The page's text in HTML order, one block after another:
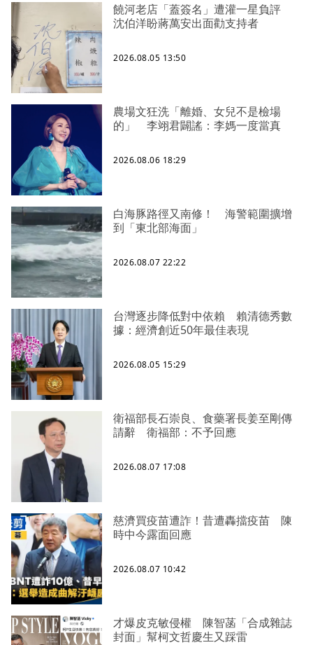
饒河老店「蓋簽名」遭灌一星負評
沈伯洋盼蔣萬安出面勸支持者
2026.08.05 13:50
農場文狂洗「離婚、女兒不是檢場
的」 李翊君闢謠：李媽一度當真
2026.08.06 18:29
白海豚路徑又南修！ 海警範圍擴增
到「東北部海面」
2026.08.07 22:22
台灣逐步降低對中依賴 賴清德秀數
據：經濟創近50年最佳表現
2026.08.05 15:29
衛福部長石崇良、食藥署長姜至剛傳
請辭 衛福部：不予回應
2026.08.07 17:08
慈濟買疫苗遭詐！昔遭轟擋疫苗 陳
時中今露面回應
2026.08.07 10:42
才爆皮克敏侵權 陳智菡「合成雜誌
封面」幫柯文哲慶生又踩雷